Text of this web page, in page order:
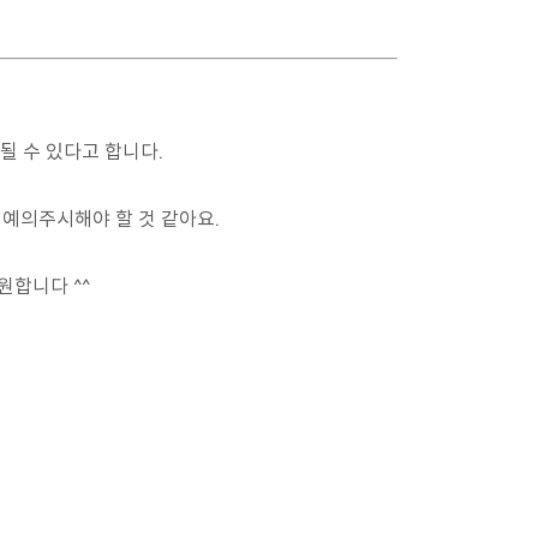
수 있다고 합니다.
의주시해야 할 것 같아요.
합니다 ^^